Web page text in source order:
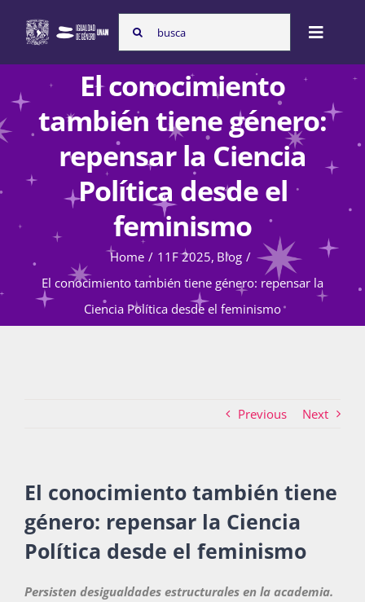
content
Search
for:
Toggle
Inicio
Nosotras
Programas
Atención de la violencia de género
La Boletina
Blog
El conocimiento
también tiene género:
repensar la Ciencia
Política desde el
feminismo
Home 11F 2025 Blog
El conocimiento también tiene género: repensar la
Ciencia Política desde el feminismo
Previous Next
El conocimiento también tiene
género: repensar la Ciencia
Política desde el feminismo
Persisten desigualdades estructurales en la academia.